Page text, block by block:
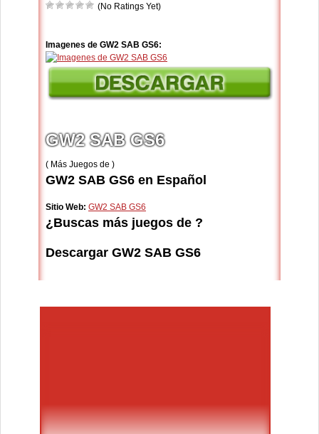
(No Ratings Yet)
Imagenes de GW2 SAB GS6:
GW2 SAB GS6
( Más Juegos de )
GW2 SAB GS6 en Español
Sitio Web: GW2 SAB GS6
¿Buscas más juegos de ?
Descargar GW2 SAB GS6